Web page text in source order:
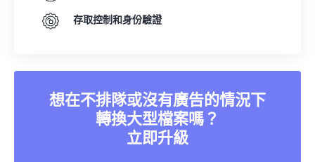
存取控制和身份驗證
想在不排隊或沒有廣告的情況下
轉換大型檔案嗎？
立即升級